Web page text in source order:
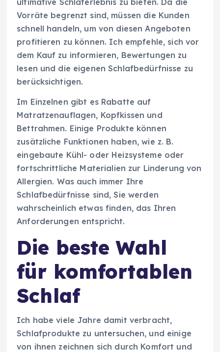
ultimative Schlaferlebnis zu bieten. Da die
Vorräte begrenzt sind, müssen die Kunden
schnell handeln, um von diesen Angeboten
profitieren zu können. Ich empfehle, sich vor
dem Kauf zu informieren, Bewertungen zu
lesen und die eigenen Schlafbedürfnisse zu
berücksichtigen.
Im Einzelnen gibt es Rabatte auf
Matratzenauflagen, Kopfkissen und
Bettrahmen. Einige Produkte können
zusätzliche Funktionen haben, wie z. B.
eingebaute Kühl- oder Heizsysteme oder
fortschrittliche Materialien zur Linderung von
Allergien. Was auch immer Ihre
Schlafbedürfnisse sind, Sie werden
wahrscheinlich etwas finden, das Ihren
Anforderungen entspricht.
Die beste Wahl
für komfortablen
Schlaf
Ich habe viele Jahre damit verbracht,
Schlafprodukte zu untersuchen, und einige
von ihnen zeichnen sich durch Komfort und